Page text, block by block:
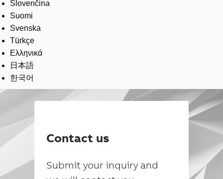
Slovenčina
Suomi
Svenska
Türkçe
Ελληνικά
日本語
한국어
Contact us
Submit your inquiry and